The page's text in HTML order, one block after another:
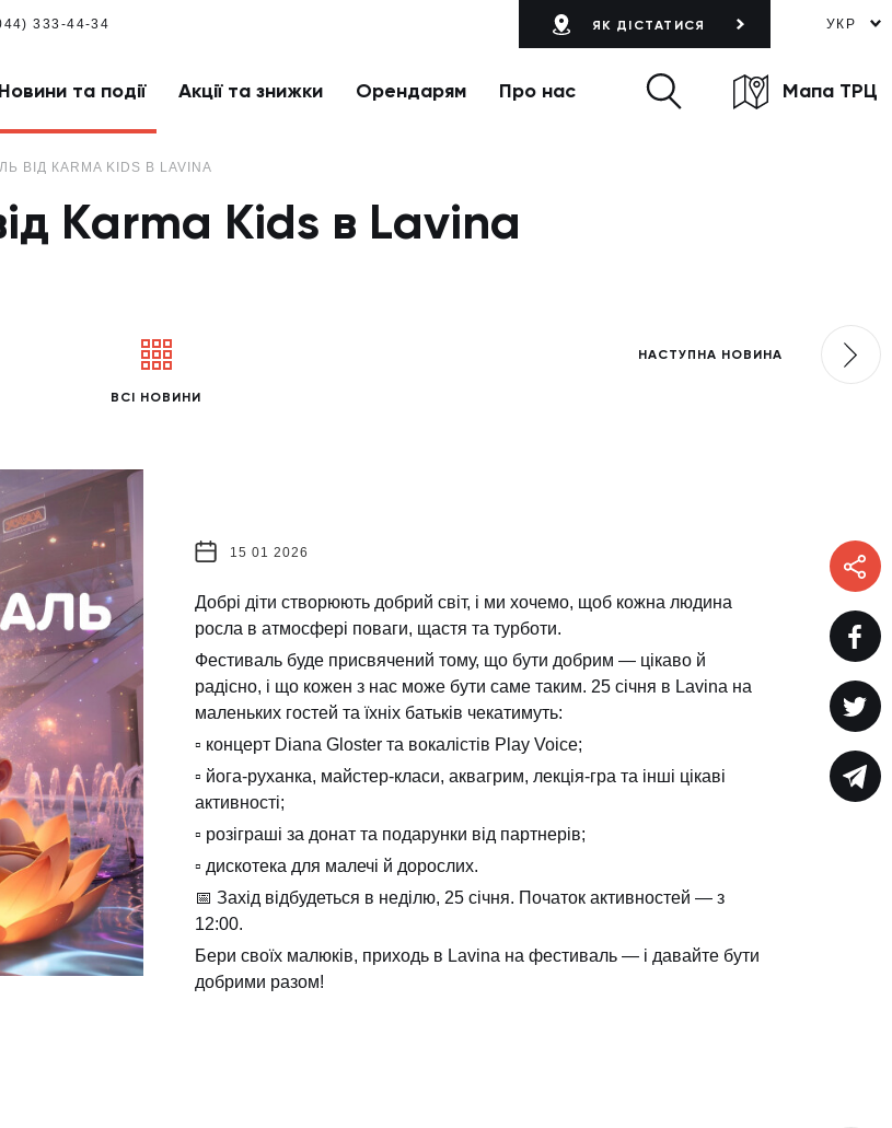
333-44-34 ЯК ДІСТАТИСЯ УКР
Новини та події Акції та знижки Орендарям Про нас Мапа ТРЦ
КARMA KIDS В LAVINA
Кarma Kids в Lavina
ВСІ НОВИНИ
НАСТУПНА НОВИНА
15 01 2026
Добрі діти створюють добрий світ, і ми хочемо, щоб кожна людина
росла в атмосфері поваги, щастя та турботи.
Фестиваль буде присвячений тому, що бути добрим — цікаво й
радісно, і що кожен з нас може бути саме таким. 25 січня в Lavina на
маленьких гостей та їхніх батьків чекатимуть:
▫️ концерт Diana Gloster та вокалістів Play Voice;
▫️ йога-руханка, майстер-класи, аквагрим, лекція-гра та інші цікаві
активності;
▫️ розіграші за донат та подарунки від партнерів;
▫️ дискотека для малечі й дорослих.
📅 Захід відбудеться в неділю, 25 січня. Початок активностей — з
12:00.
Бери своїх малюків, приходь в Lavina на фестиваль — і давайте бути
добрими разом!